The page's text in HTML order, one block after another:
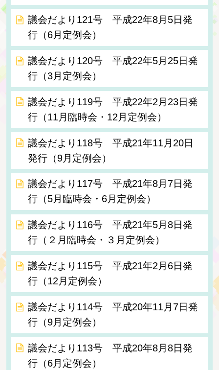
議会だより121号 平成22年8月5日発
行（6月定例会）
議会だより120号 平成22年5月25日発
行（3月定例会）
議会だより119号 平成22年2月23日発
行（11月臨時会・12月定例会）
議会だより118号 平成21年11月20日
発行（9月定例会）
議会だより117号 平成21年8月7日発
行（5月臨時会・6月定例会）
議会だより116号 平成21年5月8日発
行（２月臨時会・３月定例会）
議会だより115号 平成21年2月6日発
行（12月定例会）
議会だより114号 平成20年11月7日発
行（9月定例会）
議会だより113号 平成20年8月8日発
行（6月定例会）